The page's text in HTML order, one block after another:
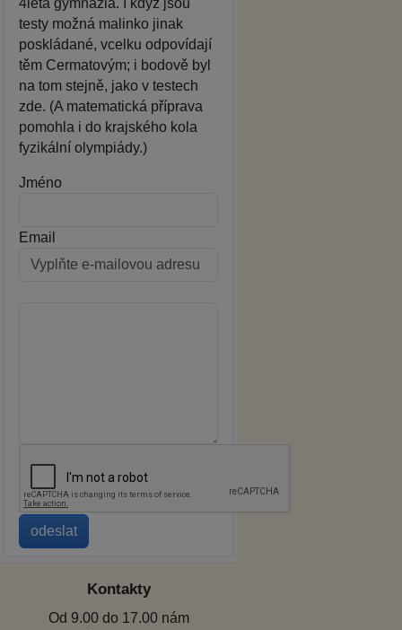
testy možná malinko jinak
poskládané, vcelku odpovídají
těm Cermatovým; i bodově byl
na tom stejně, jako v testech
zde. (A matematická příprava
pomohla i do krajského kola
fyzikální olympiády.)
Jméno
Email
Kontakty
Od 9.00 do 17.00 nám